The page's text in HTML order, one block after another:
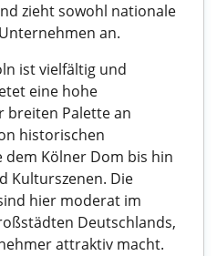
zieht sowohl nationale
an.
ist vielfältig und
eine hohe
breiten Palette an
historischen
dem Kölner Dom bis hin
Kulturszenen. Die
hier moderat im
Deutschlands,
attraktiv macht.